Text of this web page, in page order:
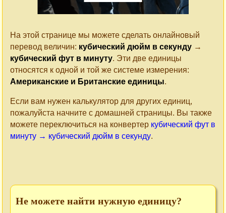
На этой странице мы можете сделать онлайновый
перевод величин: кубический дюйм в секунду →
кубический фут в минуту. Эти две единицы
относятся к одной и той же системе измерения:
Американские и Британские единицы.
Если вам нужен калькулятор для других единиц,
пожалуйста начните с домашней страницы. Вы также
можете переключиться на конвертер кубический фут в
минуту → кубический дюйм в секунду.
Не можете найти нужную единицу?